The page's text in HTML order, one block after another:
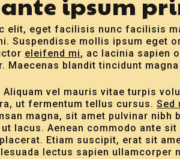
elit, eget facilisis nunc facilisis
Suspendisse mollis ipsum eget
eleifend mi, ac lacinia sapien
blandit tincidunt magna
vel mauris vitae turpis
ut fermentum tellus cursus. Sed
magna, sit amet pulvinar nibh
lacus. Aenean commodo ante
Etiam suscipit, erat sit
lectus sapien ullamcorper